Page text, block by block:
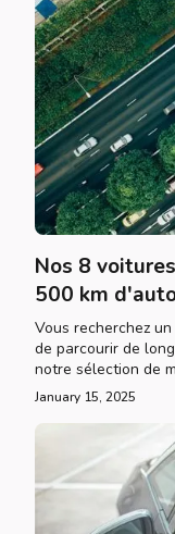
Nos 8
500 km
Vous recherchez
de parcourir de
notre sélection de
January 15, 2025